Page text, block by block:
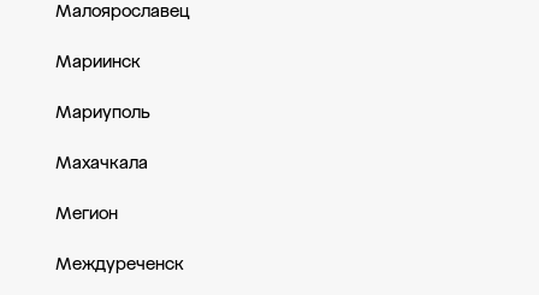
Малоярославец
Мариинск
Мариуполь
Махачкала
Мегион
Междуреченск